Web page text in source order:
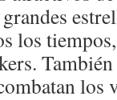
los
También
los